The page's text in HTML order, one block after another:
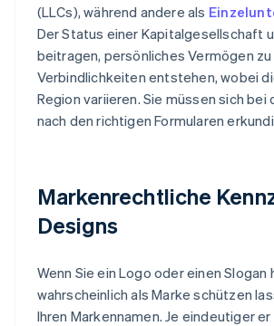
(LLCs), während andere als
Der Status einer Kapitalgesellschaft
beitragen, persönliches Vermögen
Verbindlichkeiten entstehen, wobei
Region variieren. Sie müssen sich
nach den richtigen Formularen
Markenrechtliche
Designs
Wenn Sie ein Logo oder einen
wahrscheinlich als Marke schützen
Ihren Markennamen. Je eindeutiger